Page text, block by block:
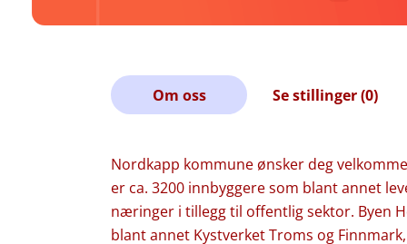
Om oss Se stillinger (0)
Nordkapp kommune ønsker deg
er ca. 3200 innbyggere som blant annet
næringer i tillegg til offentlig sektor. Byen
blant annet Kystverket Troms og